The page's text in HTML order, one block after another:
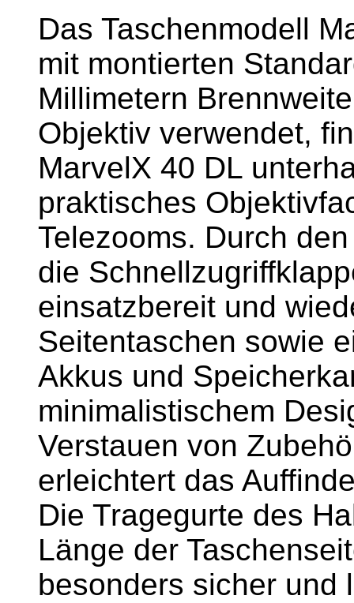
Das Taschenmodell
mit montierten
Millimetern
Objektiv verwendet,
MarvelX 40 DL
praktisches
Telezooms. Durch
die
einsatzbereit und
Seitentaschen sowie
Akkus und
minimalistischem
Verstauen von
erleichtert das
Die Tragegurte des
Länge der
besonders sicher und